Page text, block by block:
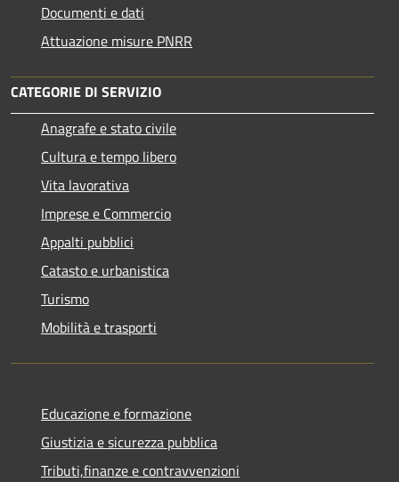
Documenti e dati
Attuazione misure PNRR
CATEGORIE DI SERVIZIO
Anagrafe e stato civile
Cultura e tempo libero
Vita lavorativa
Imprese e Commercio
Appalti pubblici
Catasto e urbanistica
Turismo
Mobilità e trasporti
Educazione e formazione
Giustizia e sicurezza pubblica
Tributi,finanze e contravvenzioni